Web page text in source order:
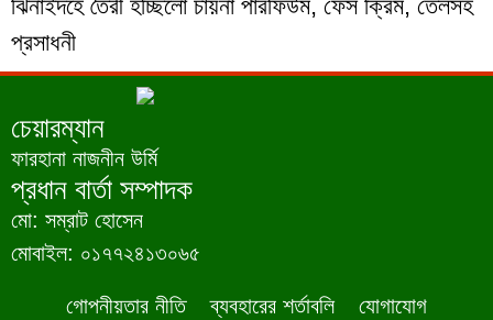
ঝিনাইদহে তৈরী হচ্ছিলো চায়না পারফিউম, ফেস ক্রিম, তেলসহ
প্রসাধনী
চেয়ারম্যান
ফারহানা নাজনীন উর্মি
প্রধান বার্তা সম্পাদক
মো: সম্রাট হোসেন
মোবাইল: ০১৭৭২৪১৩০৬৫
গোপনীয়তার নীতি ব্যবহারের শর্তাবলি
যোগাযোগ